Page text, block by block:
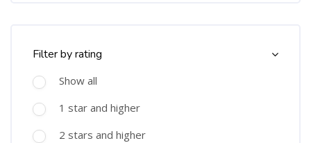
Filter by rating
Show all
1 star and higher
2 stars and higher